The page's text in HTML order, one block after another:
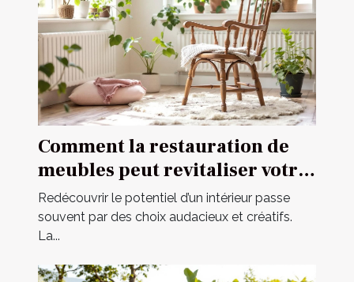
Comment la restauration de
meubles peut revitaliser votre
intérieur ?
Redécouvrir le potentiel d’un intérieur passe
souvent par des choix audacieux et créatifs.
La...